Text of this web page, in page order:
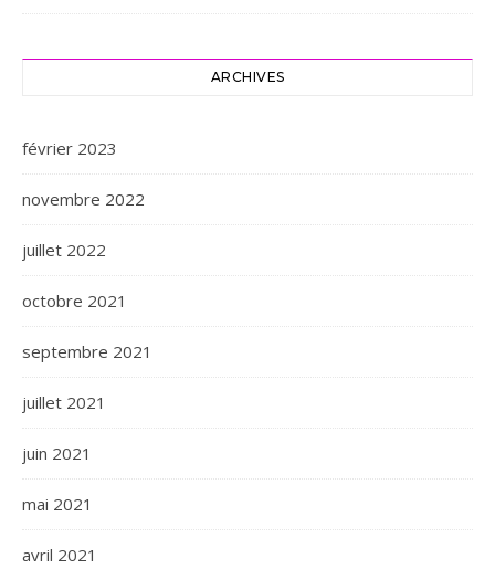
ARCHIVES
février 2023
novembre 2022
juillet 2022
octobre 2021
septembre 2021
juillet 2021
juin 2021
mai 2021
avril 2021